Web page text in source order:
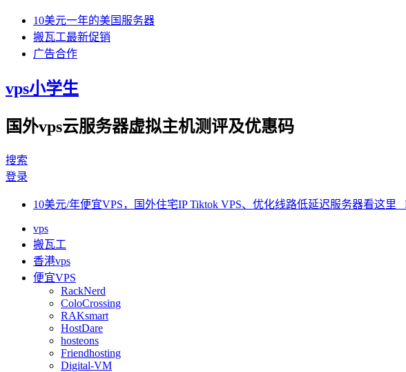
10美元一年的美国服务器
搬瓦工最新促销
广告合作
vps小学生
国外vps云服务器虚拟主机测评及优惠码
搜索
登录
10美元/年便宜VPS，国外住宅IP Tiktok VPS、优化线路低延迟服务器看这里
vps
搬瓦工
香港vps
便宜VPS
RackNerd
ColoCrossing
RAKsmart
HostDare
hosteons
Friendhosting
Digital-VM